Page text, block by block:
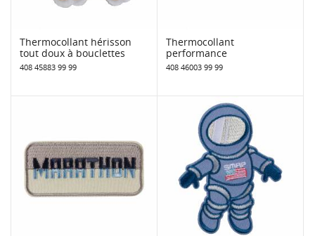
Thermocollant hérisson
tout doux à bouclettes
408 45883 99 99
Thermocollant
performance
408 46003 99 99